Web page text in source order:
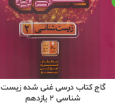
گاج کتاب درسی غنی شده زیست
شناسی 2 یازدهم